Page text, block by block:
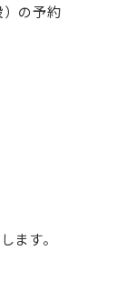
の予約
ます。